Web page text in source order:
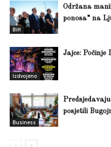
BiH
Održana
ponosa” na
Izdvojeno
Jajce: Počinje
Business
posjetili